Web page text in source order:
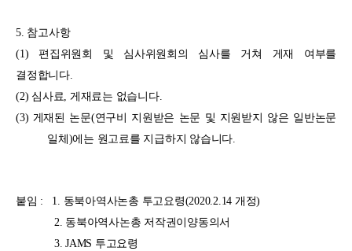
5. 참고사항
(1) 편집위원회 및 심사위원회의 심사를 거쳐 게재 여부를
결정합니다.
(2) 심사료, 게재료는 없습니다.
(3) 게재된 논문(연구비 지원받은 논문 및 지원받지 않은 일반논문
일체 )에는 원고료를 지급하지 않습니다.
붙임 : 1. 동북아역사논총 투고요령(2020.2.14 개정)
2. 동북아역사논총 저작권이양동의서
3. JAMS 투고요령